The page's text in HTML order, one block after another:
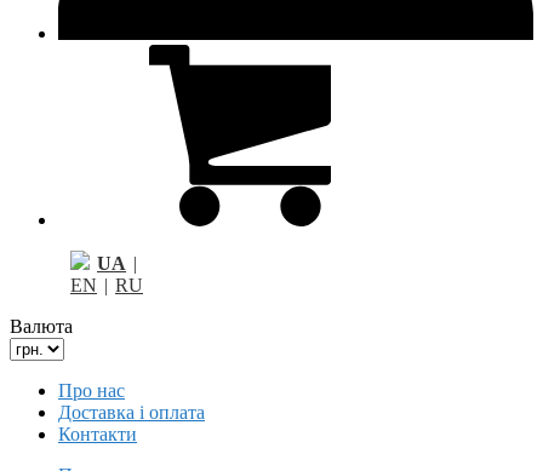
UA |
EN | RU
Валюта
Про нас
Доставка і оплата
Контакти